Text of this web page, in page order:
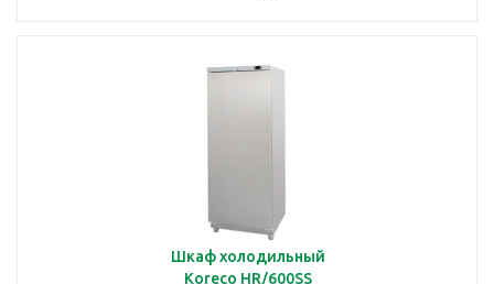
Шкаф холодильный
Koreco HR/600SS